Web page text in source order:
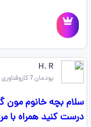
H. R
پودمان 7 کاروفناوری هفتم
سلام بچه خانوم مون
درست کنید همراه با